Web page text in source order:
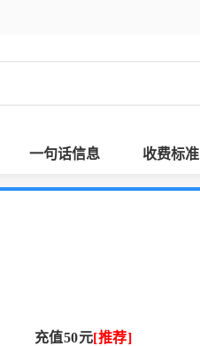
一句话信息 收费标准
充值50元[推荐]